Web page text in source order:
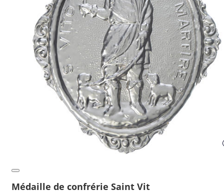
Médaille de confrérie Saint Vit